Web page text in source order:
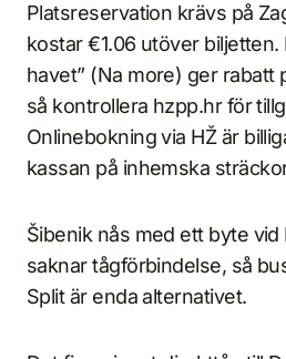
Platsreservation krävs på
kostar €1.06 utöver biljetten.
havet” (Na more) ger rabatt
så kontrollera hzpp.hr för
Onlinebokning via HŽ är
kassan på inhemska
Šibenik nås med ett byte vid
saknar tågförbindelse, så
Split är enda alternativet.